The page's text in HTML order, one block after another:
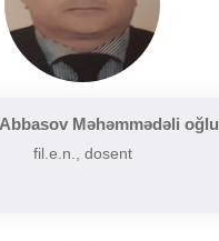
Məhəmmədəli oğlu
fil.e.n., dosent